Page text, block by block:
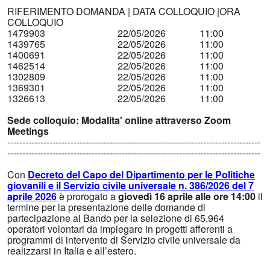
RIFERIMENTO DOMANDA | DATA COLLOQUIO |ORA
COLLOQUIO
1479903 22/05/2026 11:00
1439765 22/05/2026 11:00
1400691 22/05/2026 11:00
1462514 22/05/2026 11:00
1302809 22/05/2026 11:00
1369301 22/05/2026 11:00
1326613 22/05/2026 11:00
Sede colloquio: Modalita' online attraverso Zoom
Meetings
------------------------------------------------------------------------------------
------------------------------------------------------------------------------------
Con Decreto del Capo del Dipartimento per le Politiche
giovanili e il Servizio civile universale n. 386/2026 del 7
aprile 2026è prorogato agiovedì 16 aprile alle ore 14:00 il
termine per la presentazione delle domande di
partecipazione al Bando per la selezione di 65.964
operatori volontari da impiegare in progetti afferenti a
programmi di intervento di Servizio civile universale da
realizzarsi in Italia e all’estero.